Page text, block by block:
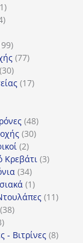
11
προϊόν
354
199
προϊόντα
7777
3030
προϊόντα
1717
4848
προϊόντα
3030
22
προϊόντα
33
3434
προϊόντα
11
προϊόν
1111
3838
43
προϊόντα
- Βιτρίνες 88